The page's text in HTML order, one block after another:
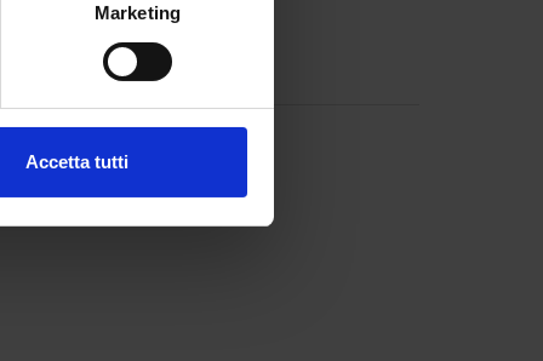
metro,
che hai fornito loro o
Marketing
Accetta tutti